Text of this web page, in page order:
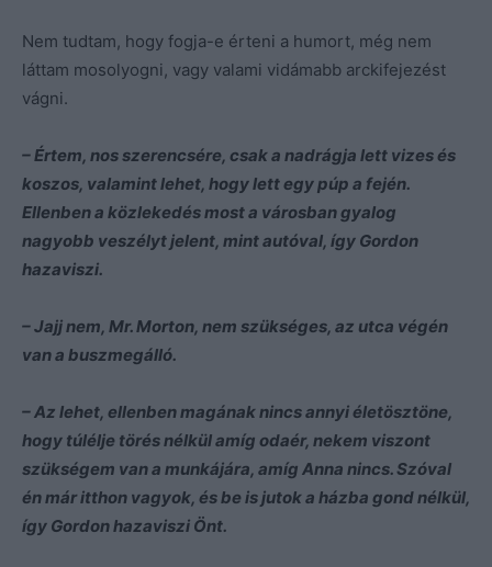
Nem tudtam, hogy fogja-e érteni a humort, még nem
láttam mosolyogni, vagy valami vidámabb arckifejezést
vágni.
– Értem, nos szerencsére, csak a nadrágja lett vizes és
koszos, valamint lehet, hogy lett egy púp a fején.
Ellenben a közlekedés most a városban gyalog
nagyobb veszélyt jelent, mint autóval, így Gordon
hazaviszi.
– Jajj nem, Mr. Morton, nem szükséges, az utca végén
van a buszmegálló.
– Az lehet, ellenben magának nincs annyi életösztöne,
hogy túlélje törés nélkül amíg odaér, nekem viszont
szükségem van a munkájára, amíg Anna nincs. Szóval
én már itthon vagyok, és be is jutok a házba gond nélkül,
így Gordon hazaviszi Önt.